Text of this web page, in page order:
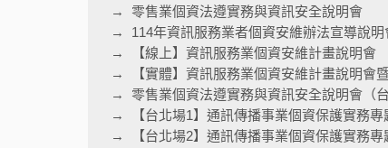
零售業個資法遵實務與資訊安全說明會
114年資訊服務業者個資安維辦法宣導說明
【線上】資訊服務業個資安維計畫說明會
【實體】資訊服務業個資安維計畫說明會
零售業個資法遵實務與資訊安全說明會（台
【台北場1】通訊傳播事業個資保護實務專
【台北場2】通訊傳播事業個資保護實務專